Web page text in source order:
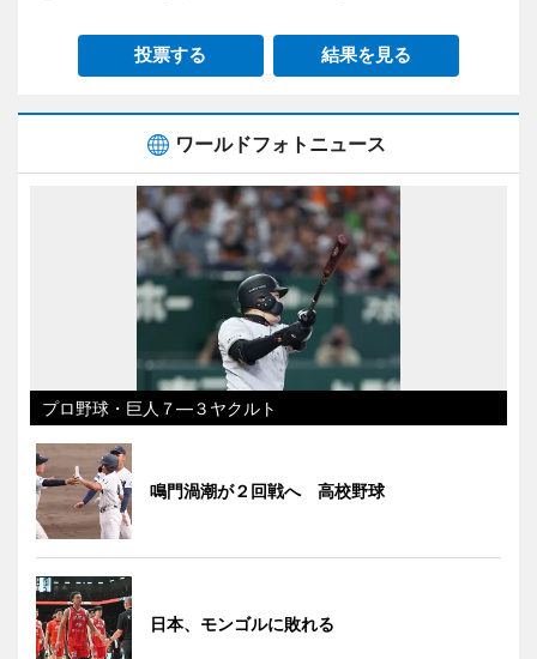
投票する 結果を見る
ワールドフォトニュース
プロ野球・巨人７―３ヤクルト
鳴門渦潮が２回戦へ 高校野球
日本、モンゴルに敗れる